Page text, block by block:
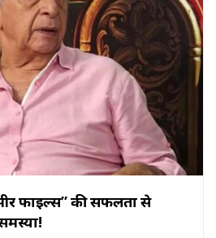
फाइल्स” की सफलता से